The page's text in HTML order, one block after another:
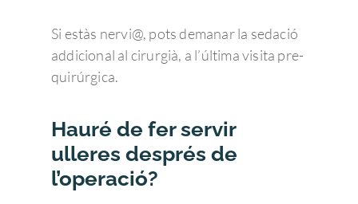
Si estàs nervi@, pots demanar la sedació
addicional al cirurgià, a l’última visita pre-
quirúrgica.
Hauré de fer servir
ulleres després de
l’operació?